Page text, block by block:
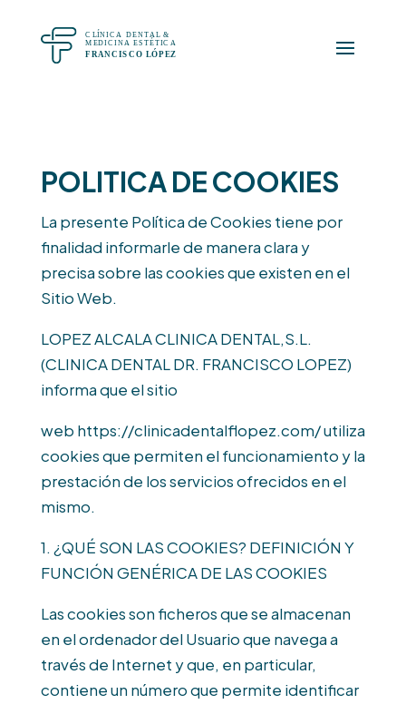
POLITICA DE COOKIES
La presente Política de Cookies tiene por
finalidad informarle de manera clara y
precisa sobre las cookies que existen en el
Sitio Web.
LOPEZ ALCALA CLINICA DENTAL,S.L.
(CLINICA DENTAL DR. FRANCISCO LOPEZ)
informa que el sitio
web https://clinicadentalflopez.com/ utiliza
cookies que permiten el funcionamiento y la
prestación de los servicios ofrecidos en el
mismo.
1. ¿QUÉ SON LAS COOKIES? DEFINICIÓN Y
FUNCIÓN GENÉRICA DE LAS COOKIES
Las cookies son ficheros que se almacenan
en el ordenador del Usuario que navega a
través de Internet y que, en particular,
contiene un número que permite identificar